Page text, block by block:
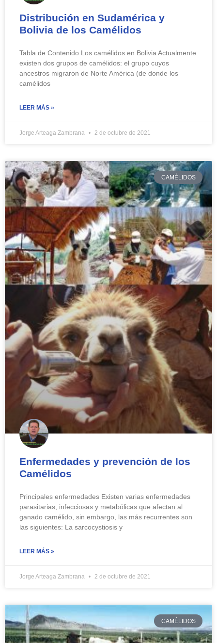
Distribución en Sudamérica y
Bolivia de los Camélidos
Tabla de Contenido Los camélidos en Bolivia Actualmente
existen dos grupos de camélidos: el grupo cuyos
ancestros migraron de Norte América (de donde los
camélidos
LEER MÁS »
Jorge Arteaga Zambrana 2 de octubre de 2021
CAMÉLIDOS
Enfermedades y prevención de los
Camélidos
Principales enfermedades Existen varias enfermedades
parasitarias, infecciosas y metabólicas que afectan al
ganado camélido, sin embargo, las más recurrentes son
las siguientes: La sarcocystiosis y
LEER MÁS »
Jorge Arteaga Zambrana 2 de octubre de 2021
CAMÉLIDOS